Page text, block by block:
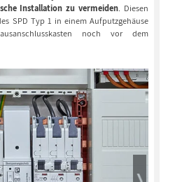
Installation zu vermeiden. Diesen
SPD Typ 1 in einem Aufputzgehäuse
noch vor dem